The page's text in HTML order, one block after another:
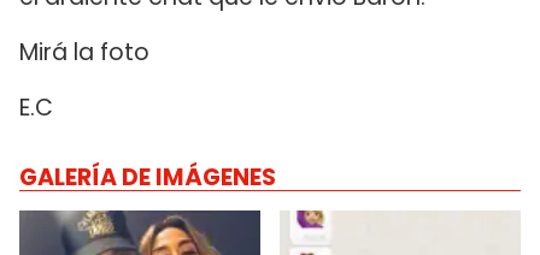
Mirá la foto
E.C
GALERÍA DE IMÁGENES